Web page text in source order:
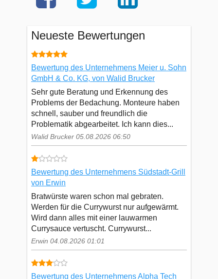
Neueste Bewertungen
Bewertung des Unternehmens Meier u. Sohn
GmbH & Co. KG, von Walid Brucker
Sehr gute Beratung und Erkennung des
Problems der Bedachung. Monteure haben
schnell, sauber und freundlich die
Problematik abgearbeitet. Ich kann dies...
Walid Brucker 05.08.2026 06:50
Bewertung des Unternehmens Südstadt-Grill
von Erwin
Bratwürste waren schon mal gebraten.
Werden für die Currywurst nur aufgewärmt.
Wird dann alles mit einer lauwarmen
Currysauce vertuscht. Currywurst...
Erwin 04.08.2026 01:01
Bewertung des Unternehmens Alpha Tech